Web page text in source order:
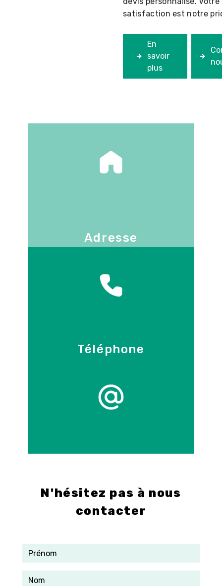
satisfaction est notre
En
savoir
plus
Adresse
Téléphone
N'hésitez pas à nous
contacter